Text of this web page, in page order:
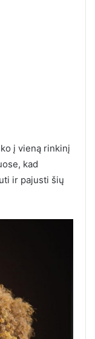
į vieną rinkinį
kad
ir pajusti šių